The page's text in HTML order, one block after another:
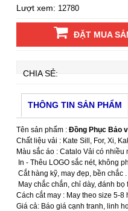
Lượt xem: 12780
ĐẶT MUA
CHIA SẺ:
THÔNG TIN SẢN PHẨM
Tên sản phẩm : Đồng Phục Bảo
Chất liệu vải : Kate Sill, For, Xi,
Màu sắc áo : Catalo Vải có nhiều
In - Thêu LOGO sắc nét, không
Cắt hàng kỹ, may đẹp, bền chắc .
May chắc chắn, chỉ dày, đánh bọ
Cách cắt may : May theo size 5-8
Giá cả: Báo giá cạnh tranh, linh